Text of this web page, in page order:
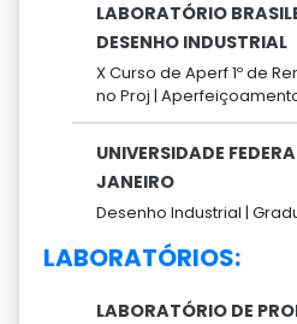
LABORATÓRIO
DESENHO INDUSTRIAL
X Curso de Aperf 1º de
no Proj |
UNIVERSIDADE
JANEIRO
Desenho Industrial |
LABORATÓRIOS:
LABORATÓRIO DE